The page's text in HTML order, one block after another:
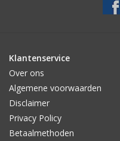
Klantenservice
Over ons
Algemene voorwaarden
Disclaimer
Privacy Policy
Betaalmethoden